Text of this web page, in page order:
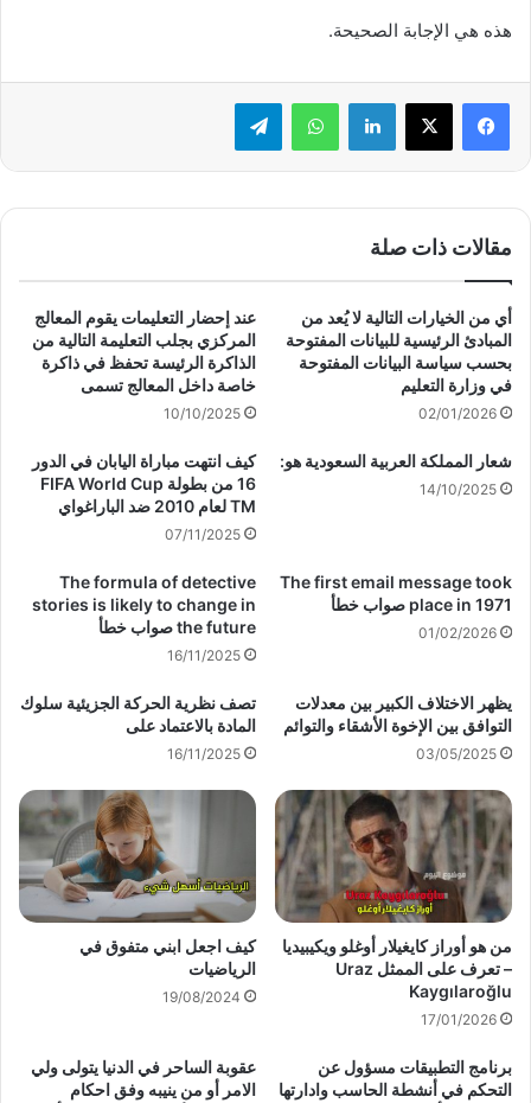
هذه هي الإجابة الصحيحة.
لينكدإن واتساب تيلقرام
مقالات ذات صلة
أي من الخيارات التالية لا يُعد من
المبادئ الرئيسية للبيانات المفتوحة
بحسب سياسة البيانات المفتوحة
في وزارة التعليم
02/01/2026
عند إحضار التعليمات يقوم المعالج
المركزي بجلب التعليمة التالية من
الذاكرة الرئيسة تحفظ في ذاكرة
خاصة داخل المعالج تسمى
10/10/2025
شعار المملكة العربية السعودية هو:
14/10/2025
كيف انتهت مباراة اليابان في الدور
16 من بطولة FIFA World Cup
TM لعام 2010 ضد الباراغواي
07/11/2025
The first email message took
place in 1971 صواب خطأ
01/02/2026
The formula of detective
stories is likely to change in
the future صواب خطأ
16/11/2025
يظهر الاختلاف الكبير بين معدلات
التوافق بين الإخوة الأشقاء والتوائم
03/05/2025
تصف نظرية الحركة الجزيئية سلوك
المادة بالاعتماد على
16/11/2025
من هو أوراز كايغيلار أوغلو ويكيبيديا
– تعرف على الممثل Uraz
Kaygılaroğlu
17/01/2026
كيف اجعل ابني متفوق في
الرياضيات
19/08/2024
برنامج التطبيقات مسؤول عن
التحكم في أنشطة الحاسب وادارتها
عقوبة الساحر في الدنيا يتولى ولي
الامر أو من ينيبه وفق احكام